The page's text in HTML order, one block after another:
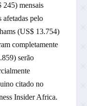
245) mensais
afetadas pelo
(US$ 13.754)
completamente
serão
citado no
Insider Africa.